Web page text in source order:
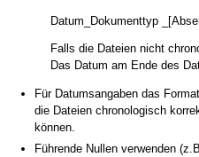
Datum_Dokumenttyp
Falls die Dateien nicht
Das Datum am Ende des
Für Datumsangaben das
die Dateien chronologisch
können.
Führende Nullen verwenden